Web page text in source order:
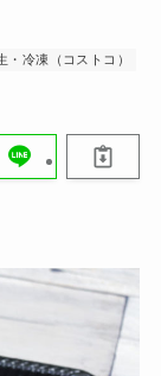
・冷凍（コストコ）